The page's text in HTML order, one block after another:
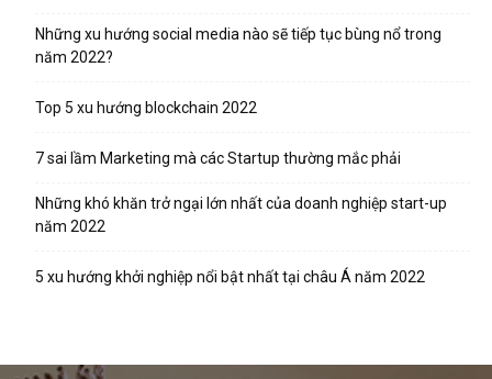
Những xu hướng social media nào sẽ tiếp tục bùng nổ trong
năm 2022?
Top 5 xu hướng blockchain 2022
7 sai lầm Marketing mà các Startup thường mắc phải
Những khó khăn trở ngại lớn nhất của doanh nghiệp start-up
năm 2022
5 xu hướng khởi nghiệp nổi bật nhất tại châu Á năm 2022